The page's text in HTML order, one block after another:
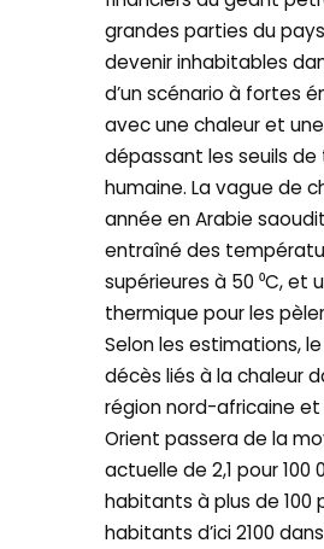
grandes parties du
devenir inhabitables
d’un scénario à fortes
avec une chaleur et
dépassant les seuils
humaine. La vague de
année en Arabie
entraîné des
supérieures à 50 ⁰C, et
thermique pour les
Selon les estimations,
décès liés à la chaleur
région nord-africaine et
Orient passera de la
actuelle de 2,1 pour 100
habitants à plus de 100
habitants d’ici 2100